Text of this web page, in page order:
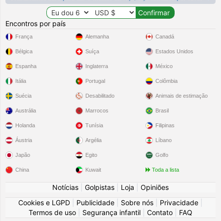
Encontros por país
França
Bélgica
Espanha
Itália
Suécia
Alemanha
Suíça
Inglaterra
Portugal
Desabilitado
Canadá
Estados Unidos
México
Colômbia
Animais de estimação
Austrália
Holanda
Áustria
Japão
China
Marrocos
Tunísia
Argélia
Egito
Kuwait
Brasil
Filipinas
Líbano
Golfo
Toda a lista
Notícias Golpistas Loja
Opiniões
Cookies e LGPD
Publicidade Sobre nós Privacidade
Termos de uso
Segurança infantil Contato FAQ